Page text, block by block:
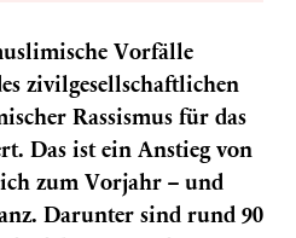
Vorfälle
zivilgesellschaftlichen
Rassismus für das
Das ist ein Anstieg von
zum Vorjahr – und
Darunter sind rund 90